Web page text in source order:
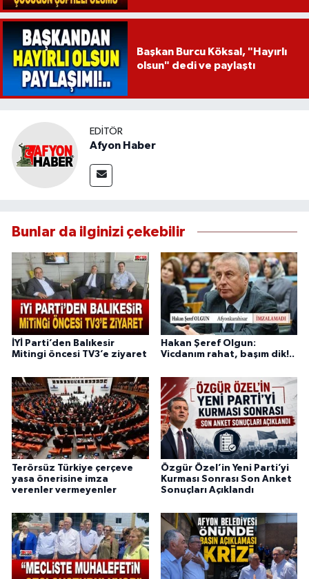
Başkan Burcu Köksal, "Hayırlı
olsun" dedi ve paylaştı
EDITÖR
Afyon Haber
Bunlar da ilginizi çekebilir
İYİ Parti’den Balıkesir
Mitingi öncesi TV3’e ziyaret
Hakan Şeref Olgun:
Vicdanım rahat, başım dik!..
Terörsüz Türkiye çerçeve
yasa önerisine imza
verenler vermeyenler
Özgür Özel’in Yeni Parti’yi
Kurması Sonrası Son Anket
Sonuçları Açıklandı